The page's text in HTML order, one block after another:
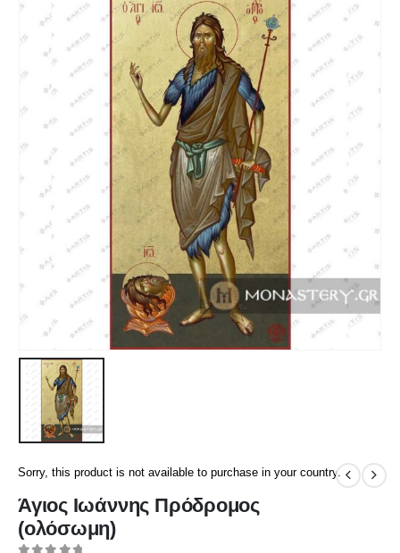
Sorry, this product is not available to purchase in your country.
Άγιος Ιωάννης Πρόδρομος
(ολόσωμη)